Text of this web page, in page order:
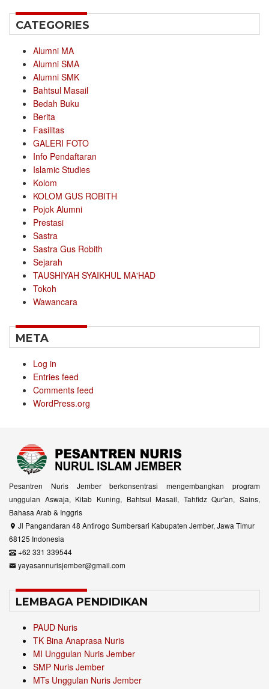
CATEGORIES
Alumni MA
Alumni SMA
Alumni SMK
Bahtsul Masail
Bedah Buku
Berita
Fasilitas
GALERI FOTO
Info Pendaftaran
Islamic Studies
Kolom
KOLOM GUS ROBITH
Pojok Alumni
Prestasi
Sastra
Sastra Gus Robith
Sejarah
TAUSHIYAH SYAIKHUL MA'HAD
Tokoh
Wawancara
META
Log in
Entries feed
Comments feed
WordPress.org
Pesantren Nuris Jember berkonsentrasi mengembangkan program
unggulan Aswaja, Kitab Kuning, Bahtsul Masail, Tahfidz Qur'an, Sains,
Bahasa Arab & Inggris
Jl Pangandaran 48 Antirogo Sumbersari Kabupaten Jember, Jawa Timur
68125 Indonesia
+62 331 339544
yayasannurisjember@gmail.com
LEMBAGA PENDIDIKAN
PAUD Nuris
TK Bina Anaprasa Nuris
MI Unggulan Nuris Jember
SMP Nuris Jember
MTs Unggulan Nuris Jember